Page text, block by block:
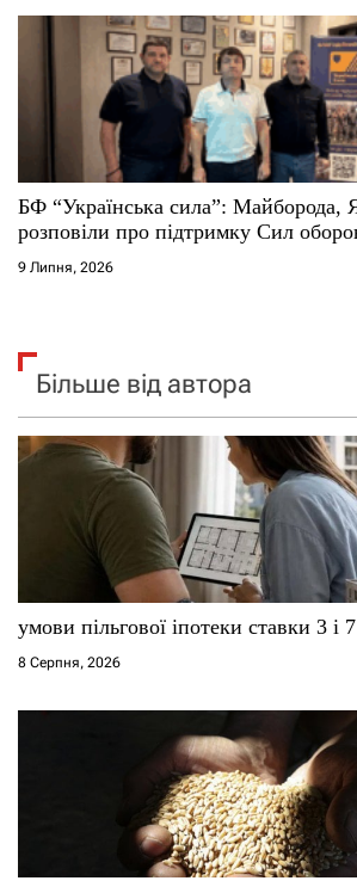
БФ “Українська сила”: Майборода,
розповіли про підтримку Сил
9 Липня, 2026
Більше від автора
умови пільгової іпотеки ставки 3 і 7
8 Серпня, 2026